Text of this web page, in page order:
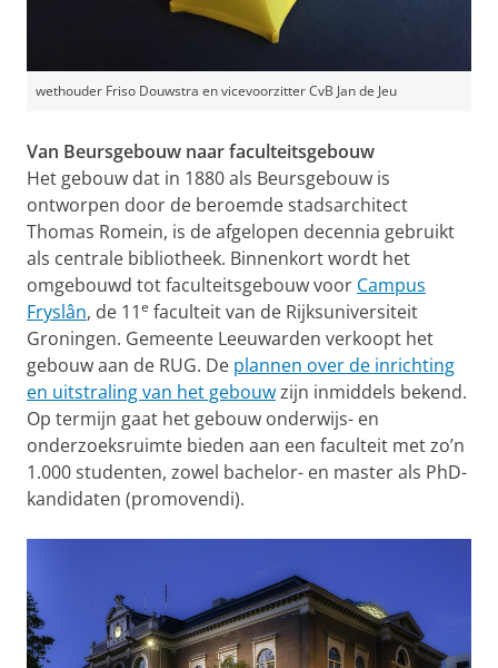
wethouder Friso Douwstra en vicevoorzitter CvB Jan de Jeu
Van Beursgebouw naar faculteitsgebouw
Het gebouw dat in 1880 als Beursgebouw is
ontworpen door de beroemde stadsarchitect
Thomas Romein, is de afgelopen decennia gebruikt
als centrale bibliotheek. Binnenkort wordt het
omgebouwd tot faculteitsgebouw voor Campus
Fryslân, de 11e faculteit van de Rijksuniversiteit
Groningen. Gemeente Leeuwarden verkoopt het
gebouw aan de RUG. De plannen over de inrichting
en uitstraling van het gebouwzijn inmiddels bekend.
Op termijn gaat het gebouw onderwijs- en
onderzoeksruimte bieden aan een faculteit met zo’n
1.000 studenten, zowel bachelor- en master als PhD-
kandidaten (promovendi).